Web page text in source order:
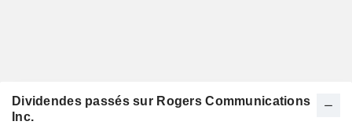
Dividendes passés sur Rogers Communications
Inc.